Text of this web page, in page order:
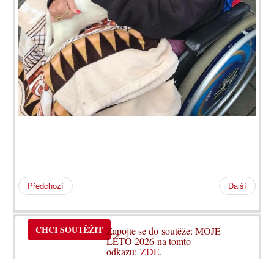
Předchozí Další
CHCI SOUTĚŽIT Zapojte se do soutěže: MOJE
LÉTO 2026 na tomto
odkazu:ZDE.